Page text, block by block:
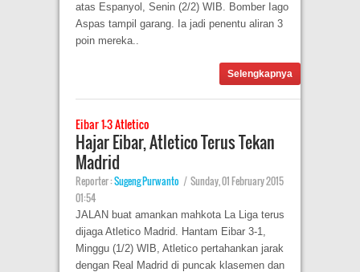
atas Espanyol, Senin (2/2) WIB. Bomber Iago
Aspas tampil garang. Ia jadi penentu aliran 3
poin mereka..
Selengkapnya
Eibar 1-3 Atletico
Hajar Eibar, Atletico Terus Tekan
Madrid
Reporter :Sugeng Purwanto | Sunday, 01 February 2015
01:54
JALAN buat amankan mahkota La Liga terus
dijaga Atletico Madrid. Hantam Eibar 3-1,
Minggu (1/2) WIB, Atletico pertahankan jarak
dengan Real Madrid di puncak klasemen dan